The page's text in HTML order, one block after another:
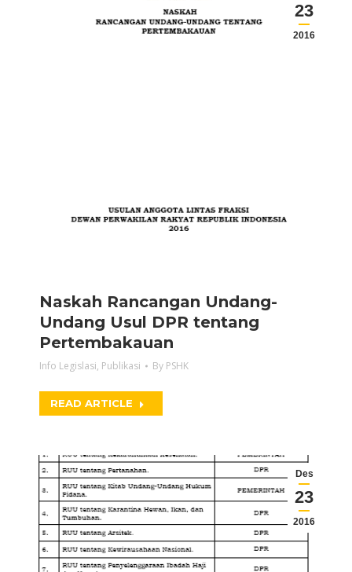
23
2016
Naskah Rancangan Undang-
Undang Usul DPR tentang
Pertembakauan
Info Legislasi, Publikasi By PSHK
READ ARTICLE
Des
23
2016